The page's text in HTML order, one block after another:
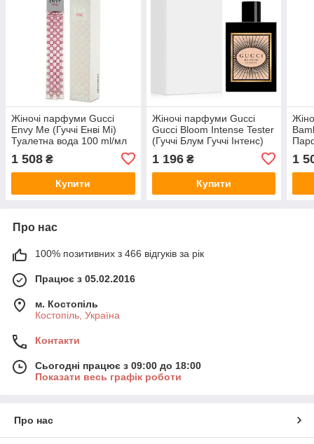
Жіночі парфуми Gucci
Envy Me (Гуччі Енві Мі)
Туалетна вода 100 ml/мл
1 508 ₴
Купити
Жіночі парфуми Gucci
Gucci Bloom Intense Tester
(Гуччі Блум Гуччі Інтенс)
Парфумована вода 100
ml/мл Тестер
1 196₴
Купити
1
Про нас
100% позитивних з 466 відгуків за рік
Працює з 05.02.2016
м. Костопіль
Костопіль, Україна
Контакти
Сьогодні працює з 09:00 до 18:00
Показати весь графік роботи
Про нас